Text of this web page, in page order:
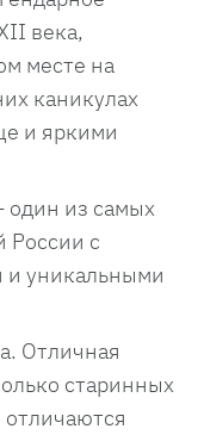
века,
месте на
каникулах
и яркими
один из самых
России с
и уникальными
Отличная
старинных